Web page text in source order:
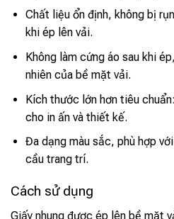
Chất liệu ổn định, không bị
khi ép lên vải.
Không làm cứng áo sau khi
nhiên của bề mặt vải.
Kích thước lớn hơn tiêu
cho in ấn và thiết kế.
Đa dạng màu sắc, phù hợp
cầu trang trí.
Cách sử dụng
Giấy nhung được ép lên bề mặt